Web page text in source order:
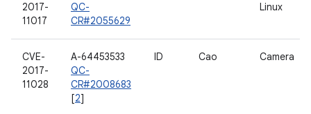
2017-
11017
QC-
CR#2055629
Linux
CVE-
2017-
11028
A-64453533
QC-
CR#2008683
[2]
ID Cao Camera